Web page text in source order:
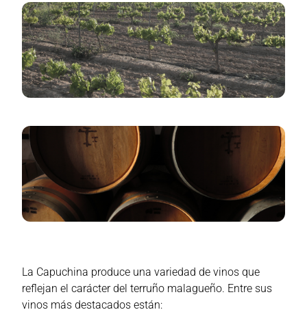
La Capuchina produce una variedad de vinos que
reflejan el carácter del terruño malagueño. Entre sus
vinos más destacados están: